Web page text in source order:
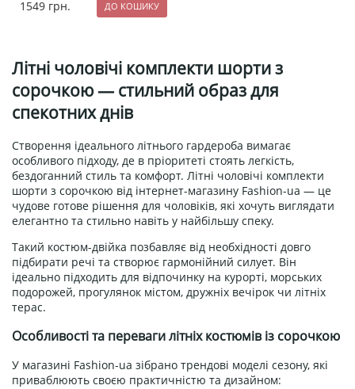
1549 грн.
Літні чоловічі комплекти шорти з
сорочкою — стильний образ для
спекотних днів
Створення ідеального літнього гардероба вимагає
особливого підходу, де в пріоритеті стоять легкість,
бездоганний стиль та комфорт. Літні чоловічі комплекти
шорти з сорочкою від інтернет-магазину Fashion-ua — це
чудове готове рішення для чоловіків, які хочуть виглядати
елегантно та стильно навіть у найбільшу спеку.
Такий костюм-двійка позбавляє від необхідності довго
підбирати речі та створює гармонійний силует. Він
ідеально підходить для відпочинку на курорті, морських
подорожей, прогулянок містом, дружніх вечірок чи літніх
терас.
Особливості та переваги літніх костюмів із сорочкою
У магазині Fashion-ua зібрано трендові моделі сезону, які
приваблюють своєю практичністю та дизайном: